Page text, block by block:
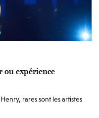
ou expérience
rares sont les artistes